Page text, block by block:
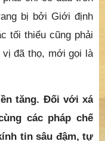
đã thọ, mới gọi là
tăng. Đối với xá
các pháp chế
cũng được
tán thán Nhất